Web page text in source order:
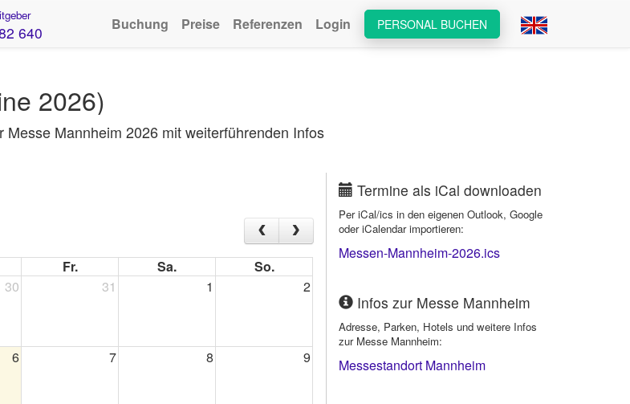
640 PERSONAL BUCHEN
Buchung Preise Referenzen Login
2026)
Mannheim 2026 mit weiterführenden Infos
Fr. Sa.
So.
30 31 1 2
6 7 8 9
Termine als iCal downloaden
Per iCal/ics in den eigenen Outlook, Google
oder iCalendar importieren:
Messen-Mannheim-2026.ics
Infos zur Messe Mannheim
Adresse, Parken, Hotels und weitere Infos
zur Messe Mannheim:
Messestandort Mannheim